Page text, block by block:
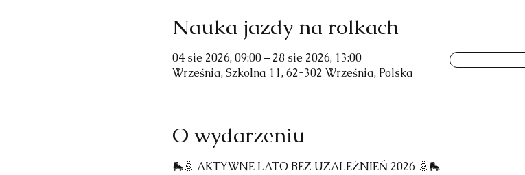
Nauka jazdy na rolkach
04 sie 2026, 09:00 – 28 sie 2026, 13:00
Września, Szkolna 11, 62-302 Września, Polska
O wydarzeniu
🛼🌞 AKTYWNE LATO BEZ UZALEŻNIEŃ 2026 🌞🛼